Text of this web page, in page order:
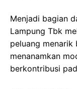
Menjadi bagian
Lampung Tbk
peluang
menanamkan
berkontribusi